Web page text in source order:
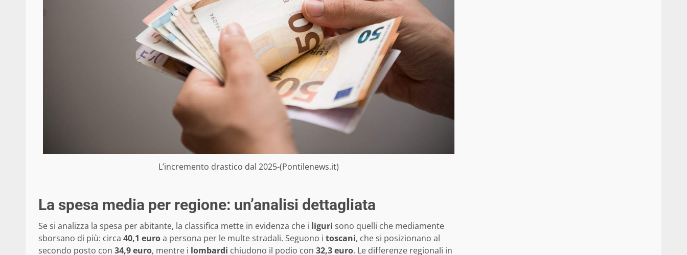
L’incremento drastico dal 2025-(Pontilenews.it)
La spesa media per regione: un’analisi dettagliata
Se si analizza la spesa per abitante, la classifica mette in evidenza che i liguri sono quelli che mediamente
sborsano di più: circa 40,1 euroa persona per le multe stradali. Seguono i toscani, che si posizionano al
secondo posto con 34,9 euro, mentre i lombardi chiudono il podio con 32,3 euro. Le differenze regionali in